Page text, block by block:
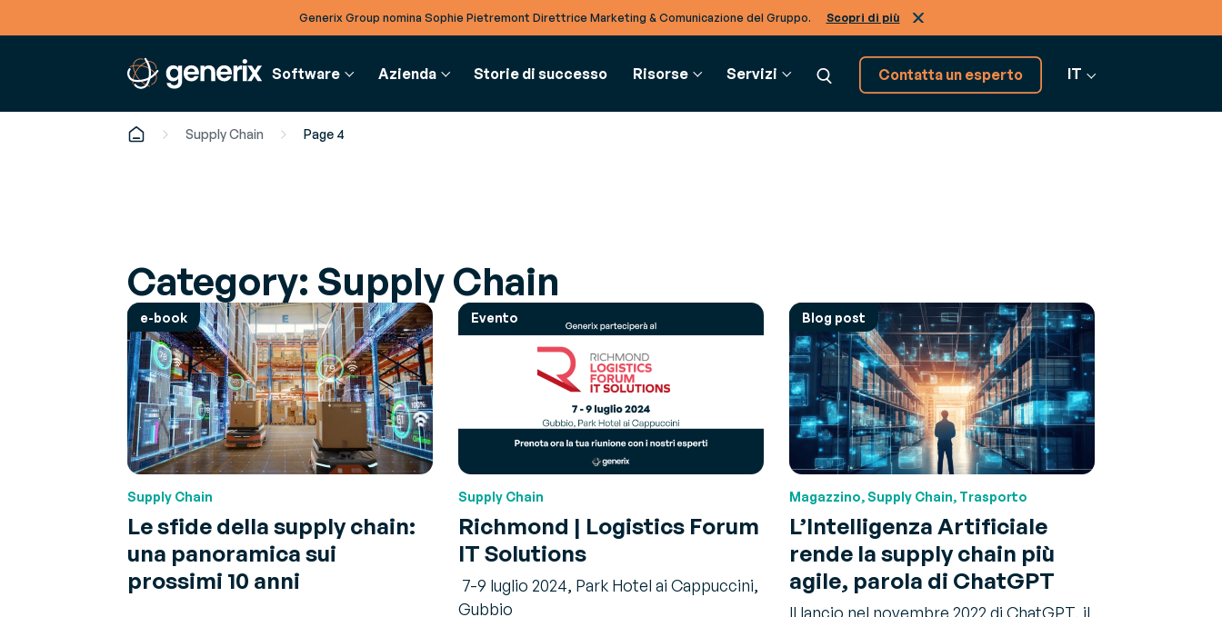
Generix Group nomina Sophie Pietremont Direttrice Marketing & Comunicazione del Gruppo. Scopri di più
Software
Digitalizza la fatturazione in
piena conformità
Ottimizza la gestione delle
risorse in magazzino
Gestione magazzino - WMS
Massimizza l’efficienza in tutto il
magazzino
Gestione Trasporti - TMS
Ottimizza i trasporti e riduci la
CO2
Vendor Managed Inventory –
Costruisci una supply chain
snella ed efficiente
TradeXpress Infinity
Integra digitalmente tutti i
partner
Azienda
Conosci i nostri manager corporate e locali
Carriere
Entra a far parte di un team globale
Notizie & Eventi
Rimani aggiornato su news ed eventi
Chi siamo
Scopri chi siamo
Un ricco ecosistema di partner al tuo servizio
Storie di successo Risorse
Approfondimenti e notizie per essere
sempre informati sulle ultime tendenze del
settore
E-book
Studi approfonditi e consulenza degli esperti
per ottimizzare i tuoi processi aziendali
La parola all'esperto
Suggerimenti e raccomandazioni degli
esperti sulle sfide e sulle soluzioni del settore
Servizi
Affronta le sfide del tuo settore
Contatta un esperto IT
Supply Chain Page 4
Category: Supply Chain
e-book
Supply Chain
Le sfide della supply chain:
una panoramica sui
prossimi 10 anni
Evento
Supply Chain
Richmond | Logistics Forum
IT Solutions
7-9 luglio 2024, Park Hotel ai Cappuccini,
Gubbio
Blog post
Magazzino, Supply Chain, Trasporto
L’Intelligenza Artificiale
rende la supply chain più
agile, parola di ChatGPT
Il lancio nel novembre 2022 di ChatGPT, il